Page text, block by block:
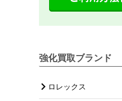
強化買取ブランド
ロレックス